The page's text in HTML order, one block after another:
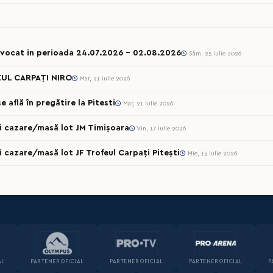
in perioada 24.07.2026 – 02.08.2026 Sâm, 25 iulie 2026
CARPAȚI NIRO Mar, 21 iulie 2026
află în pregătire la Pitesti Mar, 21 iulie 2026
masă lot JM Timișoara Vin, 17 iulie 2026
masă lot JF Trofeul Carpați Pitești Mie, 15 iulie 2026
PARTENER OFICIAL PARTENER OFICIAL PARTENER OFICIAL